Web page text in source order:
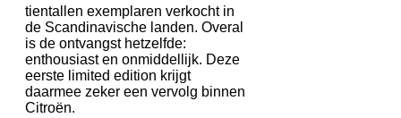
tientallen exemplaren verkocht in
de Scandinavische landen. Overal
is de ontvangst hetzelfde:
enthousiast en onmiddellijk. Deze
eerste limited edition krijgt
daarmee zeker een vervolg binnen
Citroën.